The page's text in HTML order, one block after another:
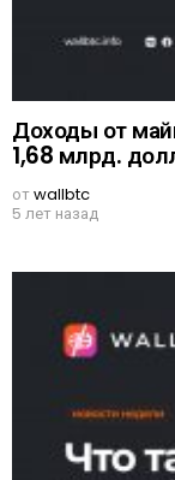
Доходы от
1,68 млрд.
отwallbtc
5 лет назад